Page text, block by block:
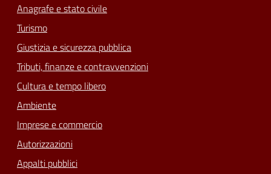
Anagrafe e stato civile
Turismo
Giustizia e sicurezza pubblica
Tributi, finanze e contravvenzioni
Cultura e tempo libero
Ambiente
Imprese e commercio
Autorizzazioni
Appalti pubblici